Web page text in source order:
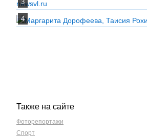
Также на сайте
Фоторепортажи
Спорт